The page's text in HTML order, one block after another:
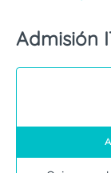
Admisión